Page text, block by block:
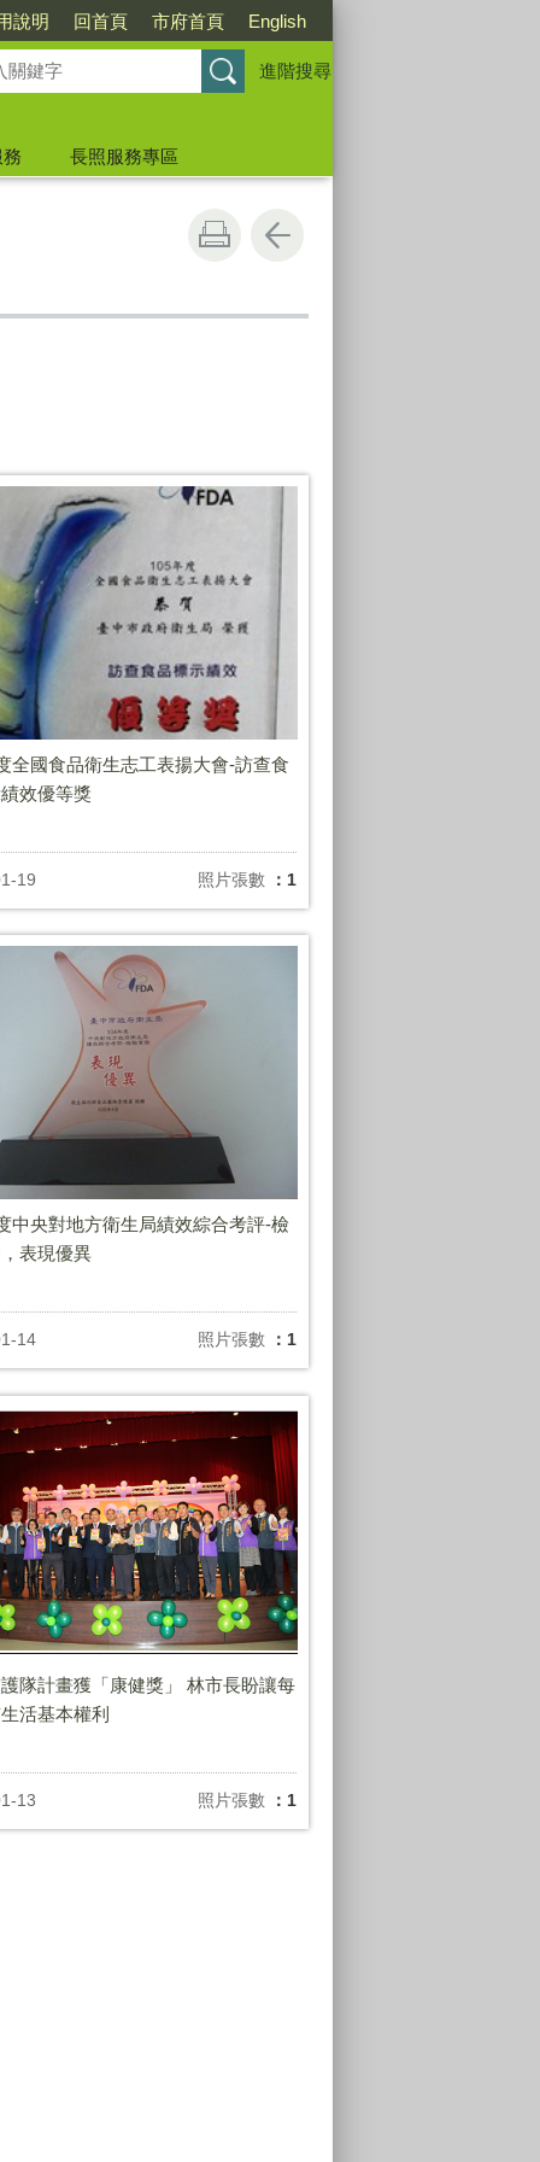
說明 回首頁 市府首頁 English
進階搜尋
長照服務專區
全國食品衛生志工表揚大會-訪查食
效優等獎
19 照片張數 ：1
中央對地方衛生局績效綜合考評-檢
表現優異
14 照片張數 ：1
隊計畫獲「康健獎」 林市長盼讓每
活基本權利
13 照片張數 ：1